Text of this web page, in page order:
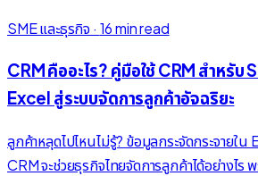
SME และธุรกิจ · 16 min read
CRM คืออะไร? คู่มือใช้ CRM สำหรับ
Excel สู่ระบบจัดการลูกค้าอัจฉริยะ
ลูกค้าหลุดไปไหนไม่รู้? ข้อมูลกระจัดกระจายใน
CRM จะช่วยธุรกิจไทยจัดการลูกค้าได้อย่างไร